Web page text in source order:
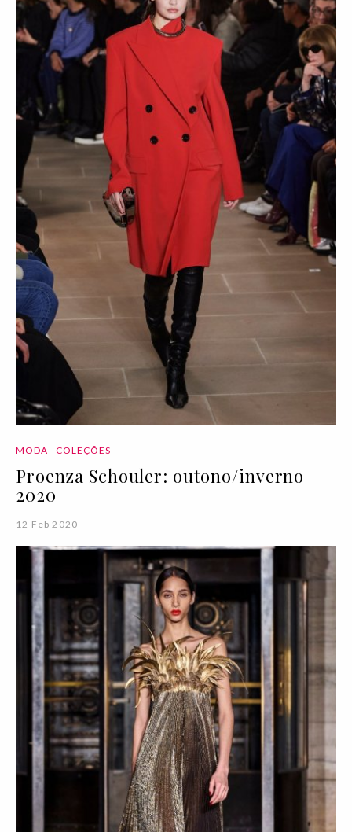
MODA COLEÇÕES
Proenza Schouler: outono/inverno
2020
12 Feb 2020